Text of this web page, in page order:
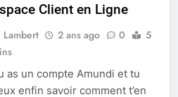
Client en Ligne
Lambert 2 ans ago 0
5
as un compte Amundi et tu
enfin savoir comment t’en